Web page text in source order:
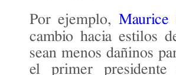
Por ejemplo,Maurice
cambio hacia estilos
sean menos dañinos
el primer